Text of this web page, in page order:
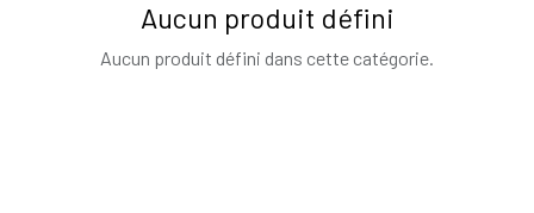
Aucun produit défini
Aucun produit défini dans cette catégorie.